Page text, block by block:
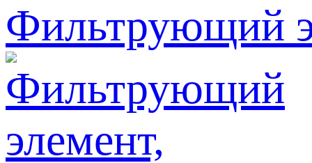
Фильтрующий